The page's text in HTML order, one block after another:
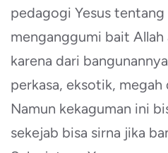
pedagogi Yesus tentang
menganggumi bait Allah
karena dari
perkasa, eksotik, megah
Namun kekaguman ini
sekejab bisa sirna jika